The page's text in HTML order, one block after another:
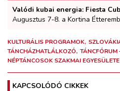
Valódi kubai energia: Fiesta
Augusztus 7-8. a Kortina
KULTURÁLIS PROGRAMOK
TÁNCHÁZHATLÁLKOZÓ TÁNCFÓRUM
NÉPTÁNCOSOK SZAKMAI EGYESÜLETE
KAPCSOLÓDÓ CIKKEK